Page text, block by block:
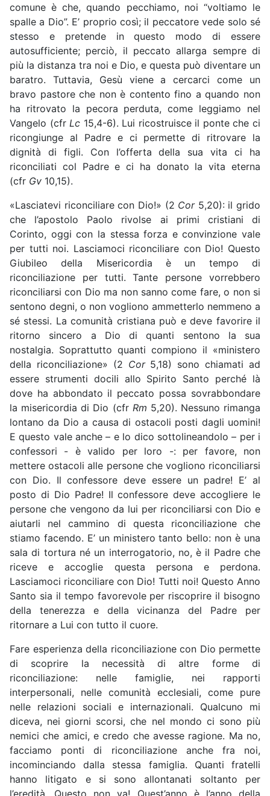
comune è che, quando pecchiamo, noi “voltiamo le
spalle a Dio”. E’ proprio così; il peccatore vede solo sé
stesso e pretende in questo modo di essere
autosufficiente; perciò, il peccato allarga sempre di
più la distanza tra noi e Dio, e questa può diventare un
baratro. Tuttavia, Gesù viene a cercarci come un
bravo pastore che non è contento fino a quando non
ha ritrovato la pecora perduta, come leggiamo nel
Vangelo (cfr Lc 15,4-6). Lui ricostruisce il ponte che ci
ricongiunge al Padre e ci permette di ritrovare la
dignità di figli. Con l’offerta della sua vita ci ha
riconciliati col Padre e ci ha donato la vita eterna
(cfr Gv 10,15).
«Lasciatevi riconciliare con Dio!» (2 Cor5,20): il grido
che l’apostolo Paolo rivolse ai primi cristiani di
Corinto, oggi con la stessa forza e convinzione vale
per tutti noi. Lasciamoci riconciliare con Dio! Questo
Giubileo della Misericordia è un tempo di
riconciliazione per tutti. Tante persone vorrebbero
riconciliarsi con Dio ma non sanno come fare, o non si
sentono degni, o non vogliono ammetterlo nemmeno a
sé stessi. La comunità cristiana può e deve favorire il
ritorno sincero a Dio di quanti sentono la sua
nostalgia. Soprattutto quanti compiono il «ministero
della riconciliazione» (2 Cor5,18) sono chiamati ad
essere strumenti docili allo Spirito Santo perché là
dove ha abbondato il peccato possa sovrabbondare
la misericordia di Dio (cfr Rm 5,20). Nessuno rimanga
lontano da Dio a causa di ostacoli posti dagli uomini!
E questo vale anche – e lo dico sottolineandolo – per i
confessori - è valido per loro -: per favore, non
mettere ostacoli alle persone che vogliono riconciliarsi
con Dio. Il confessore deve essere un padre! E’ al
posto di Dio Padre! Il confessore deve accogliere le
persone che vengono da lui per riconciliarsi con Dio e
aiutarli nel cammino di questa riconciliazione che
stiamo facendo. E’ un ministero tanto bello: non è una
sala di tortura né un interrogatorio, no, è il Padre che
riceve e accoglie questa persona e perdona.
Lasciamoci riconciliare con Dio! Tutti noi! Questo Anno
Santo sia il tempo favorevole per riscoprire il bisogno
della tenerezza e della vicinanza del Padre per
ritornare a Lui con tutto il cuore.
Fare esperienza della riconciliazione con Dio permette
di scoprire la necessità di altre forme di
riconciliazione: nelle famiglie, nei rapporti
interpersonali, nelle comunità ecclesiali, come pure
nelle relazioni sociali e internazionali. Qualcuno mi
diceva, nei giorni scorsi, che nel mondo ci sono più
nemici che amici, e credo che avesse ragione. Ma no,
facciamo ponti di riconciliazione anche fra noi,
incominciando dalla stessa famiglia. Quanti fratelli
hanno litigato e si sono allontanati soltanto per
l’eredità. Questo non va! Quest’anno è l’anno della